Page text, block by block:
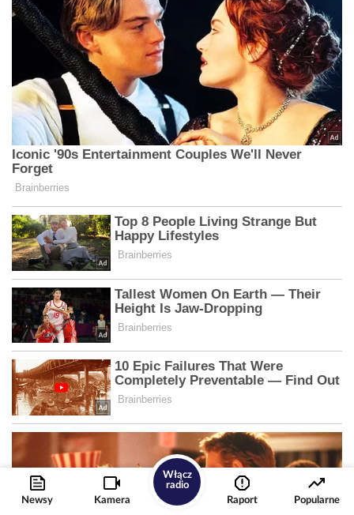
Newsy Kamera
Włącz
radio
Raport
Popularne